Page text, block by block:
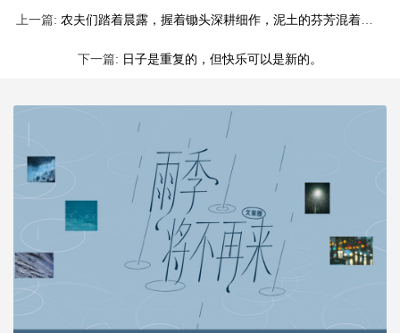
上一篇: 农夫们踏着晨露，握着锄头深耕细作，泥土的芬芳混着汗水的气息，
下一篇: 日子是重复的，但快乐可以是新的。